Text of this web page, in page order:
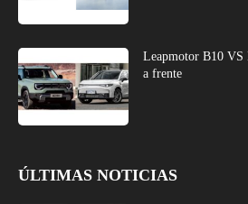
Leapmotor B10 VS
a frente
ÚLTIMAS NOTICIAS